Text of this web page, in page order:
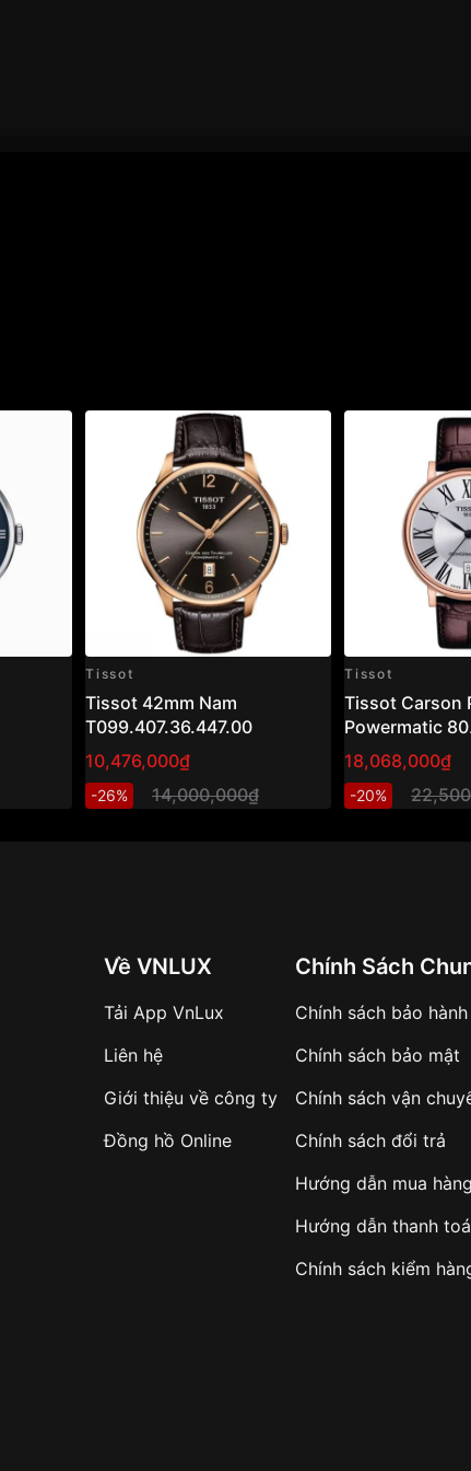
Tissot
Tissot 42mm Nam
T099.407.36.447.00
10,476,000₫
-26% 14,000,000₫
Tissot
Tissot Carson
Powermatic 80
– Đồng hồ nam
mạ vàng hồng
18,068,000₫
-20%
Về VNLUX
Tải App VnLux
Liên hệ
Giới thiệu về công ty
Đồng hồ Online
Chính Sách
Chính sách bảo hành
Chính sách bảo mật
Chính sách vận
Chính sách đổi trả
Hướng dẫn mua hàng
Hướng dẫn thanh
Chính sách kiểm